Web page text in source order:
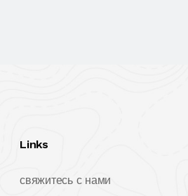
Links
свяжитесь с нами